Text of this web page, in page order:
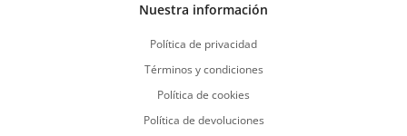
Nuestra información
Política de privacidad
Términos y condiciones
Política de cookies
Política de devoluciones